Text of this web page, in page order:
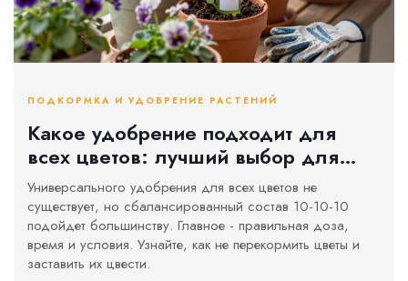
ПОДКОРМКА И УДОБРЕНИЕ РАСТЕНИЙ
Какое удобрение подходит для
всех цветов: лучший выбор для
сада и балкона
Универсального удобрения для всех цветов не
существует, но сбалансированный состав 10-10-10
подойдет большинству. Главное - правильная доза,
время и условия. Узнайте, как не перекормить цветы и
заставить их цвести.